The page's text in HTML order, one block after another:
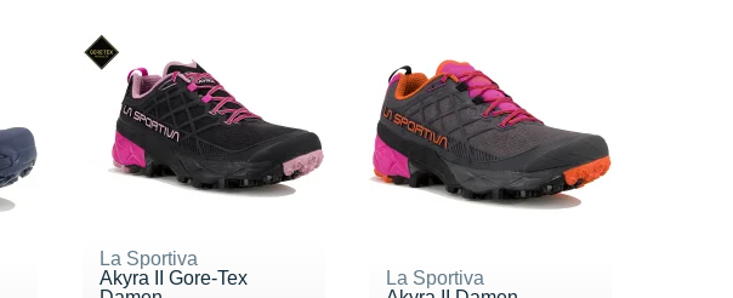
La Sportiva
Akyra II Gore-Tex
La Sportiva